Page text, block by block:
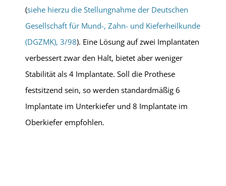
(siehe hierzu die Stellungnahme der Deutschen
Gesellschaft für Mund-, Zahn- und Kieferheilkunde
(DGZMK), 3/98). Eine Lösung auf zwei Implantaten
verbessert zwar den Halt, bietet aber weniger
Stabilität als 4 Implantate. Soll die Prothese
festsitzend sein, so werden standardmäßig 6
Implantate im Unterkiefer und 8 Implantate im
Oberkiefer empfohlen.